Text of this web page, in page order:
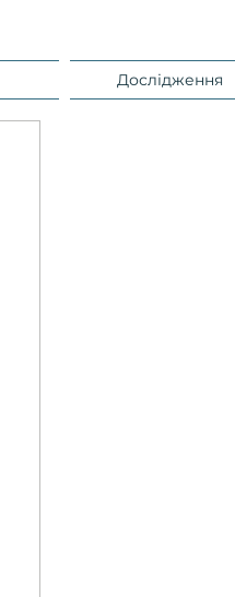
Дослідження